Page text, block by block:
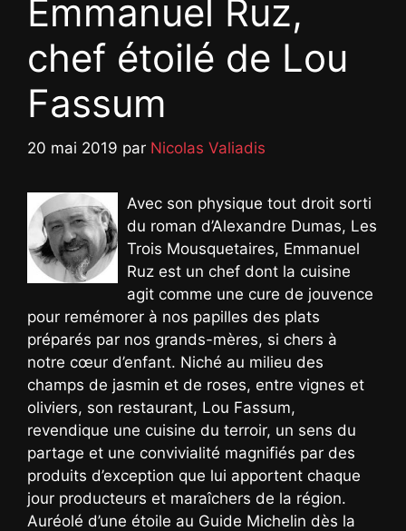
Emmanuel Ruz,
chef étoilé de Lou
Fassum
20 mai 2019 par Nicolas Valiadis
Avec son physique tout droit sorti
du roman d’Alexandre Dumas, Les
Trois Mousquetaires, Emmanuel
Ruz est un chef dont la cuisine
agit comme une cure de jouvence
pour remémorer à nos papilles des plats
préparés par nos grands-mères, si chers à
notre cœur d’enfant. Niché au milieu des
champs de jasmin et de roses, entre vignes et
oliviers, son restaurant, Lou Fassum,
revendique une cuisine du terroir, un sens du
partage et une convivialité magnifiés par des
produits d’exception que lui apportent chaque
jour producteurs et maraîchers de la région.
Auréolé d’une étoile au Guide Michelin dès la